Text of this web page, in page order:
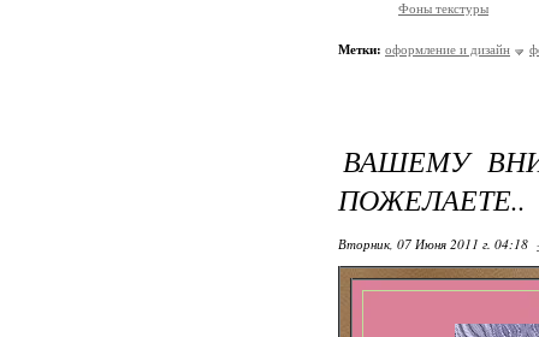
Фоны текстуры
Метки: оформление и дизайн
ВАШЕМУ
ПОЖЕЛАЕТЕ..
Вторник, 07 Июня 2011 г. 04:18